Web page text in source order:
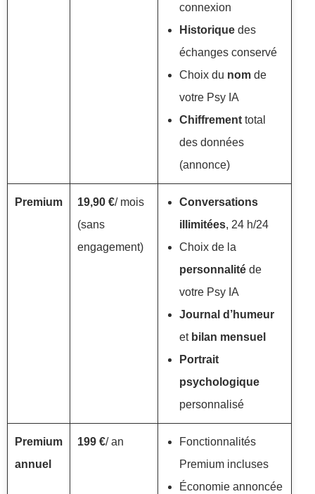
connexion
Historique des
échanges conservé
Choix du nom de
votre Psy IA
Chiffrement total
des données
(annonce)
Premium 19,90 €/ mois
(sans
engagement)
Conversations
illimitées, 24 h/24
Choix de la
personnalité de
votre Psy IA
Journal d’humeur
et bilan mensuel
Portrait
psychologique
personnalisé
Premium
annuel
199 €/ an
Fonctionnalités
Premium incluses
Économie annoncée